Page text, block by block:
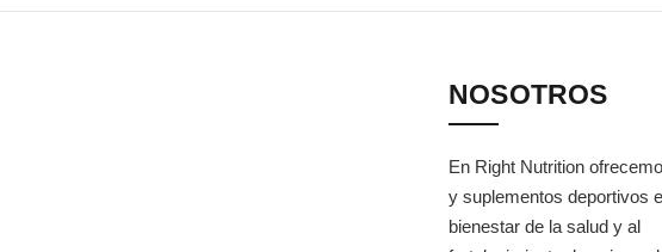
NOSOTROS
En Right Nutrition
y suplementos deportivos
bienestar de la salud y al